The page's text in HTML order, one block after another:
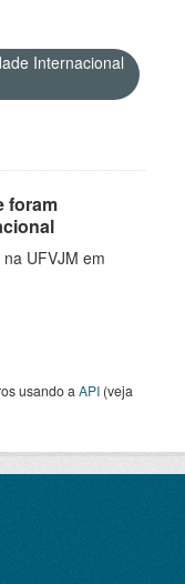
Internacional
foram
UFVJM em
usando a API (veja